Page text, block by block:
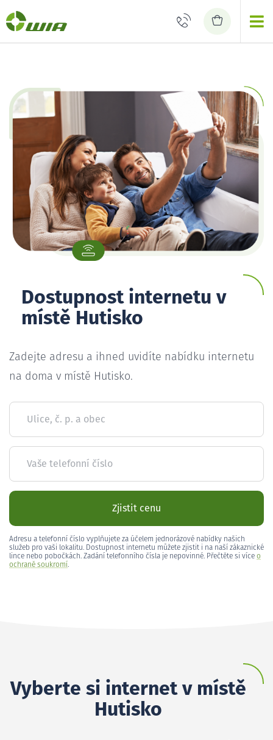
Dostupnost internetu v
místě Hutisko
Zadejte adresu a ihned uvidíte nabídku internetu
na doma v místě Hutisko.
Ulice, č. p. a obec
Vaše telefonní číslo
Zjistit cenu
Adresu a telefonní číslo vyplňujete za účelem jednorázové nabídky našich
služeb pro vaši lokalitu. Dostupnost internetu můžete zjistit i na naší zákaznické
lince nebo pobočkách. Zadání telefonního čísla je nepovinné. Přečtěte si více o
ochraně soukromí.
Vyberte si internet v místě
Hutisko